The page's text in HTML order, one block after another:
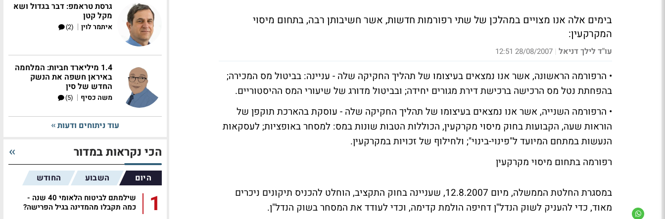
בימים אלה אנו מצויים במהלכן של שתי רפורמות חדשות, אשר חשיבותן רבה, בתחום מיסוי
המקרקעין:
עו"ד לילך דניאל |
28/08/2007 12:51
• הרפורמה הראשונה, אשר אנו נמצאים בעיצומו של תהליך החקיקה שלה - עניינה: בביטול מס המכירה;
בהפחתת נטל מס הרכישה ברכישת דירת מגורים יחידה; ובביטול מדורג של שיעורי המס ההיסטוריים.
• הרפורמה השנייה, אשר אנו נמצאים בעיצומו של תהליך החקיקה שלה - עוסקת בהארכת תוקפן של
הוראות שעה, הקבועות בחוק מיסוי מקרקעין, הכוללות הטבות שונות במס: למסחר באופציות; לעסקאות
הנעשות במתחם המיועד ל"פינוי-בינוי"; ולחילוף של זכויות במקרקעין.
רפורמה בתחום מיסוי מקרקעין
במסגרת החלטת הממשלה, מיום 12.8.2007, שעניינה בחוק התקציב, הוחלט להכניס תיקונים ניכרים
מאוד, כדי להעניק לשוק הנדל"ן דחיפה הולמת קדימה, וכדי לעודד את המסחר בשוק הנדל"ן.
גרסת טראמפ: דבר בגדול ושא
מקל קטן
איתמר לוין |
(2)
1.4 מיליארד חביות: המלחמה
באיראן חשפה את הנשק
החדש של סין
משה כסיף |
(5)
עוד ניתוחים ודעות
הכי נקראות במדור
היום השבוע החודש
1
שילמתם לביטוח הלאומי 40 שנה -
כמה תקבלו מהמדינה בגיל הפרישה?